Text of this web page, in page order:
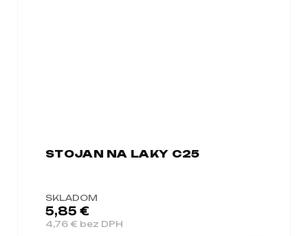
STOJAN NA LAKY C25
SKLADOM
4,76 € bez DPH
5,85 €